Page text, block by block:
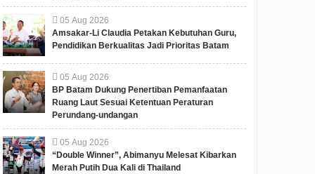
05 Aug 2026
Amsakar-Li Claudia Petakan Kebutuhan Guru,
Pendidikan Berkualitas Jadi Prioritas Batam
05 Aug 2026
BP Batam Dukung Penertiban Pemanfaatan
Ruang Laut Sesuai Ketentuan Peraturan
Perundang-undangan
05 Aug 2026
“Double Winner”, Abimanyu Melesat Kibarkan
Merah Putih Dua Kali di Thailand